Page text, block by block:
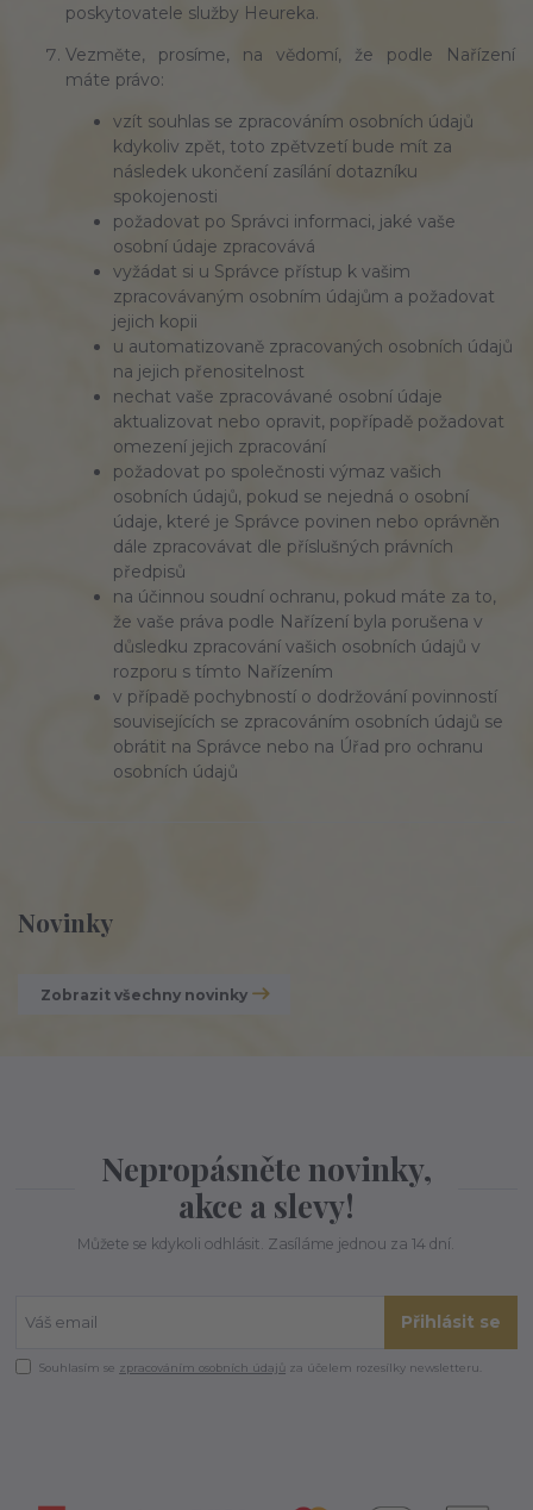
Novinky
Zobrazit všechny novinky
poskytovatele služby Heureka.
Vezměte, prosíme, na vědomí, že podle Nařízení
máte právo:
vzít souhlas se zpracováním osobních údajů
kdykoliv zpět, toto zpětvzetí bude mít za
následek ukončení zasílání dotazníku
spokojenosti
požadovat po Správci informaci, jaké vaše
osobní údaje zpracovává
vyžádat si u Správce přístup k vašim
zpracovávaným osobním údajům a požadovat
jejich kopii
u automatizovaně zpracovaných osobních údajů
na jejich přenositelnost
nechat vaše zpracovávané osobní údaje
aktualizovat nebo opravit, popřípadě požadovat
omezení jejich zpracování
požadovat po společnosti výmaz vašich
osobních údajů, pokud se nejedná o osobní
údaje, které je Správce povinen nebo oprávněn
dále zpracovávat dle příslušných právních
předpisů
na účinnou soudní ochranu, pokud máte za to,
že vaše práva podle Nařízení byla porušena v
důsledku zpracování vašich osobních údajů v
rozporu s tímto Nařízením
v případě pochybností o dodržování povinností
souvisejících se zpracováním osobních údajů se
obrátit na Správce nebo na Úřad pro ochranu
osobních údajů
Nepropásněte novinky,
akce a slevy!
Můžete se kdykoli odhlásit. Zasíláme jednou za 14 dní.
Přihlásit se
Souhlasím se zpracováním osobních údajů za účelem rozesílky newsletteru.